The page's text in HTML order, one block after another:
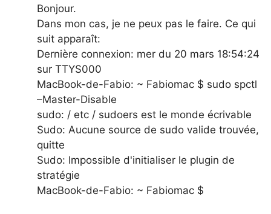
Bonjour.
Dans mon cas, je ne peux pas le faire. Ce qui
suit apparaît:
Dernière connexion: mer du 20 mars 18:54:24
sur TTYS000
MacBook-de-Fabio: ~ Fabiomac $ sudo spctl
–Master-Disable
sudo: / etc / sudoers est le monde écrivable
Sudo: Aucune source de sudo valide trouvée,
quitte
Sudo: Impossible d'initialiser le plugin de
stratégie
MacBook-de-Fabio: ~ Fabiomac $